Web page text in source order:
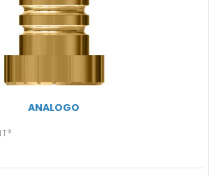
ANALOGO